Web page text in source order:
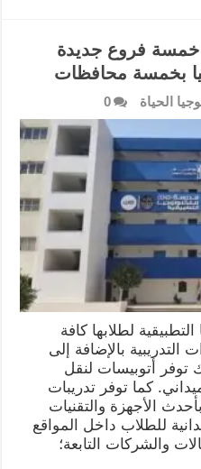
خمسة فروع جديدة
بخمسة محافظات
الحياة 0
لطلابها كافة
التدريبية بالإضافة إلى
أتوبيسات لنقل
كما توفر تدريبات
الأجهزة والتقنيات
للطلاب داخل المواقع
والشركات التابعة؛